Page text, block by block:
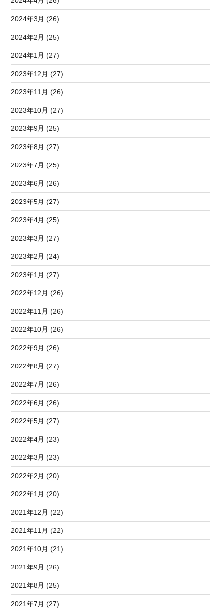
2024年3月 (26)
2024年2月 (25)
2024年1月 (27)
2023年12月 (27)
2023年11月 (26)
2023年10月 (27)
2023年9月 (25)
2023年8月 (27)
2023年7月 (25)
2023年6月 (26)
2023年5月 (27)
2023年4月 (25)
2023年3月 (27)
2023年2月 (24)
2023年1月 (27)
2022年12月 (26)
2022年11月 (26)
2022年10月 (26)
2022年9月 (26)
2022年8月 (27)
2022年7月 (26)
2022年6月 (26)
2022年5月 (27)
2022年4月 (23)
2022年3月 (23)
2022年2月 (20)
2022年1月 (20)
2021年12月 (22)
2021年11月 (22)
2021年10月 (21)
2021年9月 (26)
2021年8月 (25)
2021年7月 (27)